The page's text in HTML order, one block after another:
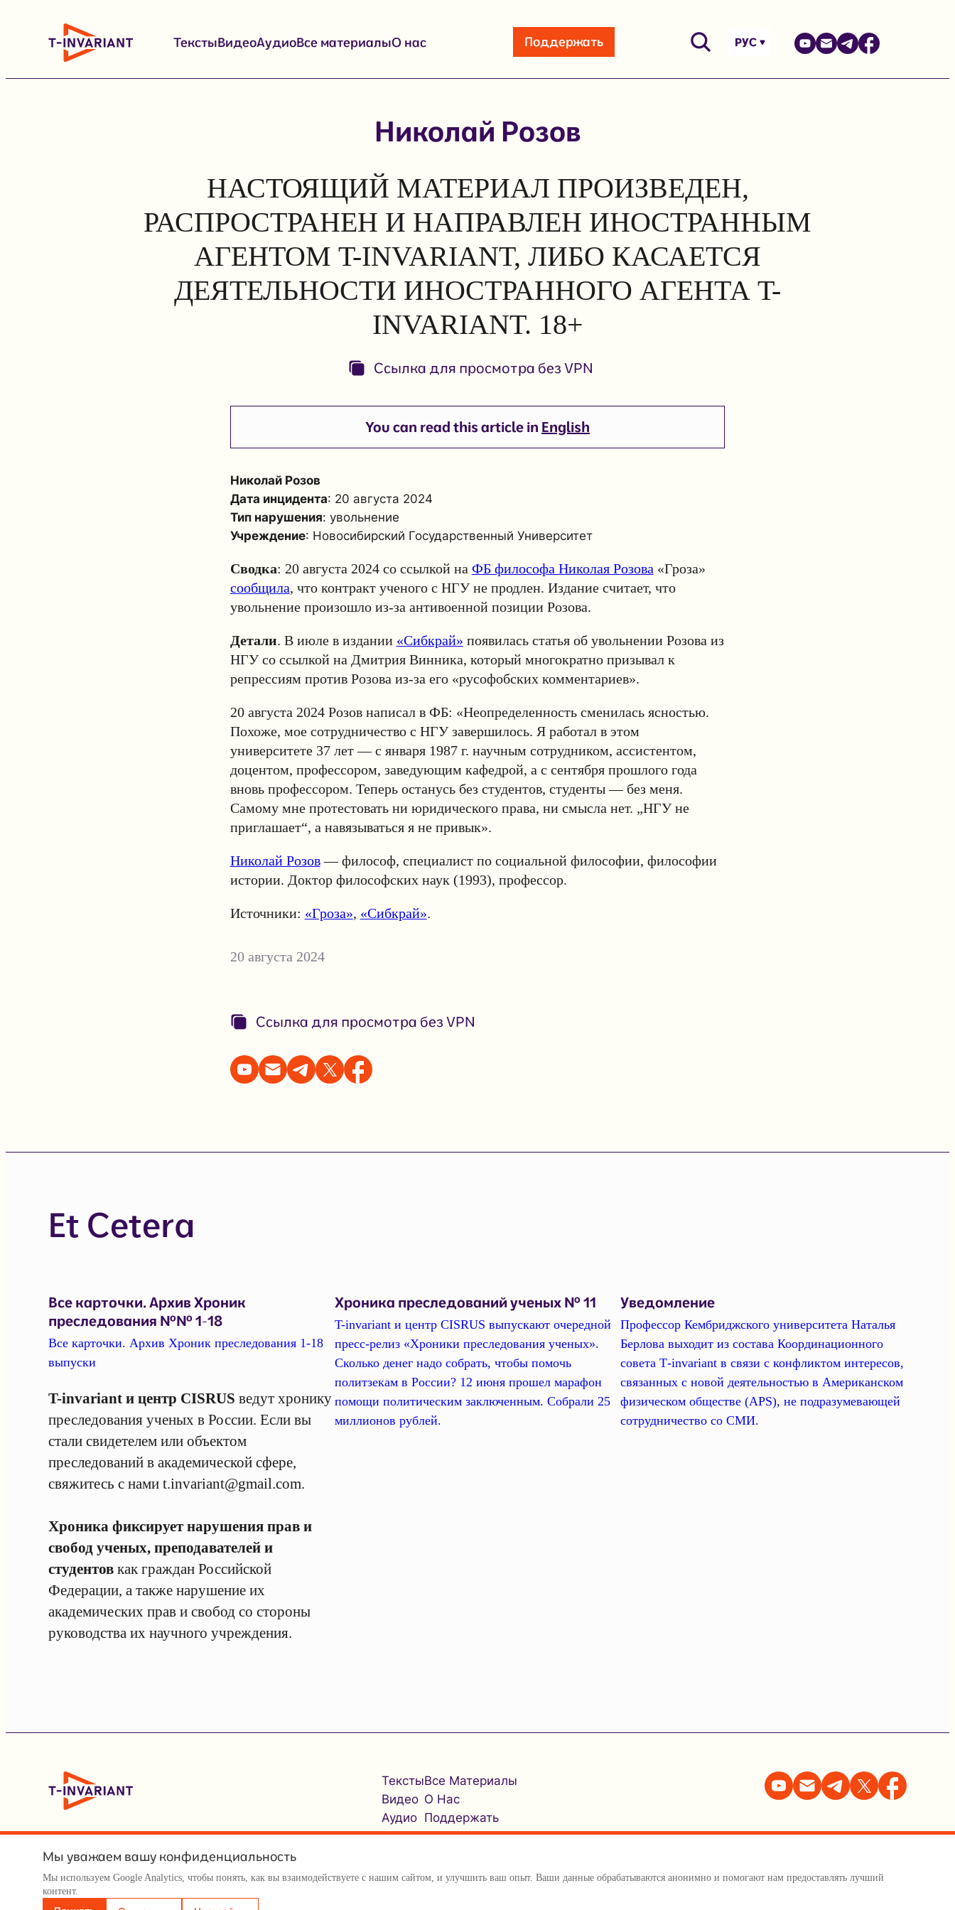
содержимому
ТекстыВидеоАудиоВсе материалыО нас Поддержать РУС
Николай Розов
НАСТОЯЩИЙ МАТЕРИАЛ ПРОИЗВЕДЕН,
РАСПРОСТРАНЕН И НАПРАВЛЕН ИНОСТРАННЫМ
АГЕНТОМ T-INVARIANT, ЛИБО КАСАЕТСЯ
ДЕЯТЕЛЬНОСТИ ИНОСТРАННОГО АГЕНТА T-
INVARIANT. 18+
Ссылка для просмотра без VPN
You can read this article in English
Николай Розов
Дата инцидента: 20 августа 2024
Тип нарушения: увольнение
Учреждение: Новосибирский Государственный Университет
Сводка: 20 августа 2024 со ссылкой на ФБ философа Николая Розова «Гроза»
сообщила, что контракт ученого с НГУ не продлен. Издание считает, что
увольнение произошло из-за антивоенной позиции Розова.
Детали. В июле в издании «Сибкрай» появилась статья об увольнении Розова из
НГУ со ссылкой на Дмитрия Винника, который многократно призывал к
репрессиям против Розова из-за его «русофобских комментариев».
20 августа 2024 Розов написал в ФБ: «Неопределенность сменилась ясностью.
Похоже, мое сотрудничество с НГУ завершилось. Я работал в этом
университете 37 лет — с января 1987 г. научным сотрудником, ассистентом,
доцентом, профессором, заведующим кафедрой, а с сентября прошлого года
вновь профессором. Теперь останусь без студентов, студенты — без меня.
Самому мне протестовать ни юридического права, ни смысла нет. „НГУ не
приглашает“, а навязываться я не привык».
Николай Розов— философ, специалист по социальной философии, философии
истории. Доктор философских наук (1993), профессор.
Источники: «Гроза», «Сибкрай».
20 августа 2024
Ссылка для просмотра без VPN
Et Cetera
Все карточки. Архив Хроник
преследования №№ 1-18
Все карточки. Архив Хроник преследования 1-18
выпуски
T-invariant и центр CISRUS ведут хронику
преследования ученых в России. Если вы
стали свидетелем или объектом
преследований в академической сфере,
свяжитесь с намиt.invariant@gmail.com.
Хроника фиксирует нарушения прав и
свобод ученых, преподавателей и
студентов как граждан Российской
Федерации, а также нарушение их
академических прав и свобод со стороны
руководства их научного учреждения.
Хроника преследований ученых № 11
T-invariant и центр CISRUS выпускают очередной
пресс-релиз «Хроники преследования ученых».
Сколько денег надо собрать, чтобы помочь
политзекам в России? 12 июня прошел марафон
помощи политическим заключенным. Собрали 25
миллионов рублей.
Уведомление
Профессор Кембриджского университета Наталья
Берлова выходит из состава Координационного
совета Т-invariant в связи с конфликтом интересов,
связанных с новой деятельностью в Американском
физическом обществе (APS), не подразумевающей
сотрудничество со СМИ.
Тексты
Видео
Аудио
Все Материалы
О Нас
Поддержать
© Т-инвариант / T-invariant, 2026
Мы уважаем вашу конфиденциальность
Мы используем Google Analytics, чтобы понять, как вы взаимодействуете с нашим сайтом, и улучшить ваш опыт. Ваши данные обрабатываются анонимно и помогают нам предоставлять лучший
контент.